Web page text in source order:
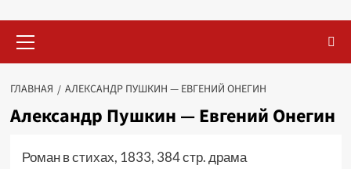
меню
ГЛАВНАЯ АЛЕКСАНДР ПУШКИН — ЕВГЕНИЙ ОНЕГИН
Александр Пушкин — Евгений Онегин
Роман в стихах, 1833, 384 стр. драма